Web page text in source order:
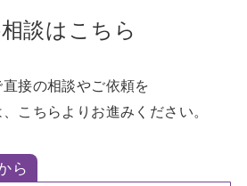
談はこちら
接の相談やご依頼を
こちらよりお進みください。
ら